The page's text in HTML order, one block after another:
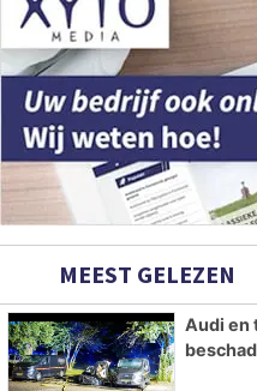
MEEST GELEZEN
Audi en